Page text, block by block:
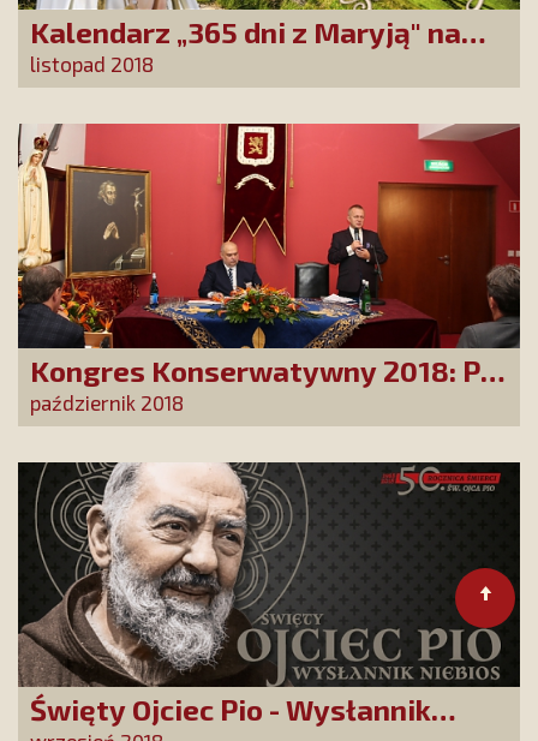
Kalendarz „365 dni z Maryją" na
2019 rok
listopad 2018
Kongres Konserwatywny 2018: Po
co nam niepodległa Polska?
październik 2018
Święty Ojciec Pio - Wysłannik